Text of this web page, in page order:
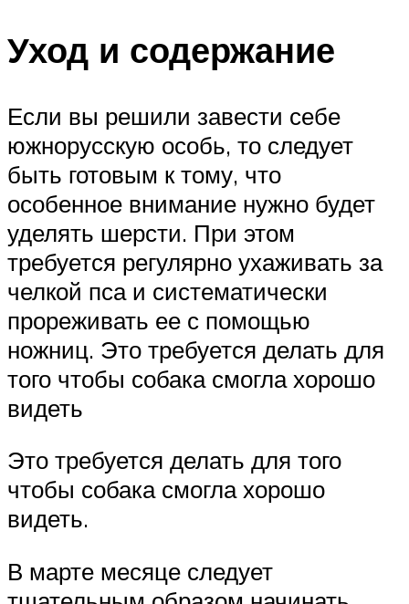
Уход и содержание
Если вы решили завести себе
южнорусскую особь, то следует
быть готовым к тому, что
особенное внимание нужно будет
уделять шерсти. При этом
требуется регулярно ухаживать за
челкой пса и систематически
прореживать ее с помощью
ножниц. Это требуется делать для
того чтобы собака смогла хорошо
видеть
Это требуется делать для того
чтобы собака смогла хорошо
видеть.
В марте месяце следует